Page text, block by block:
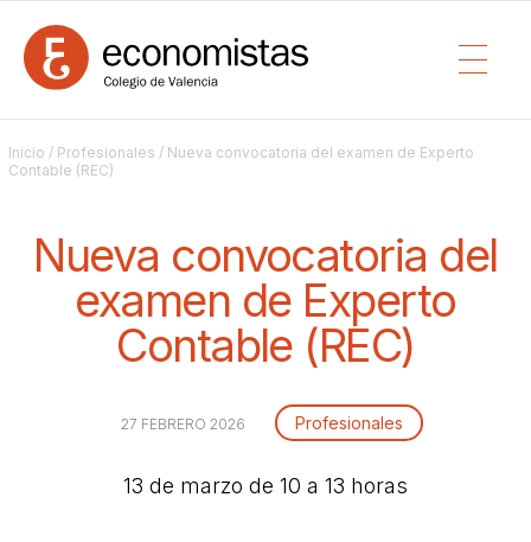
Inicio / Profesionales / Nueva convocatoria del examen de Experto
Contable (REC)
Nueva convocatoria del
examen de Experto
Contable (REC)
27 FEBRERO 2026 Profesionales
13 de marzo de 10 a 13 horas